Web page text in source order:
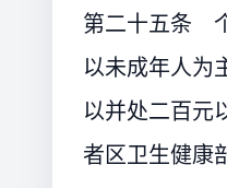
第二十五条
以未成年人为
以并处二百元
者区卫生健康